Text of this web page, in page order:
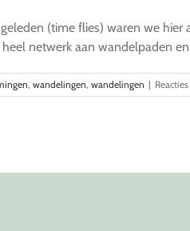
(time flies) waren we
netwerk aan wandelpaden
, wandelingen, wandelingen |